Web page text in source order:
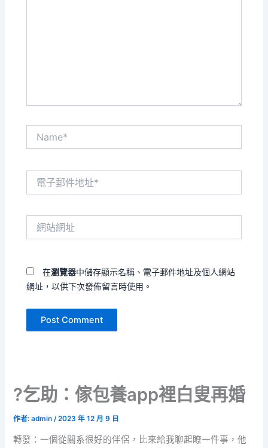
在瀏覽器中儲存顯示名稱、電子郵件地址及個人網站
網址，以供下次發佈留言時使用。
?乞助：傢包養app裡白叟再婚
作者:admin/2023 年 12 月 9 日
轉發：一個從關系很好的伴侶，比來給我聊起瞭一件事，他